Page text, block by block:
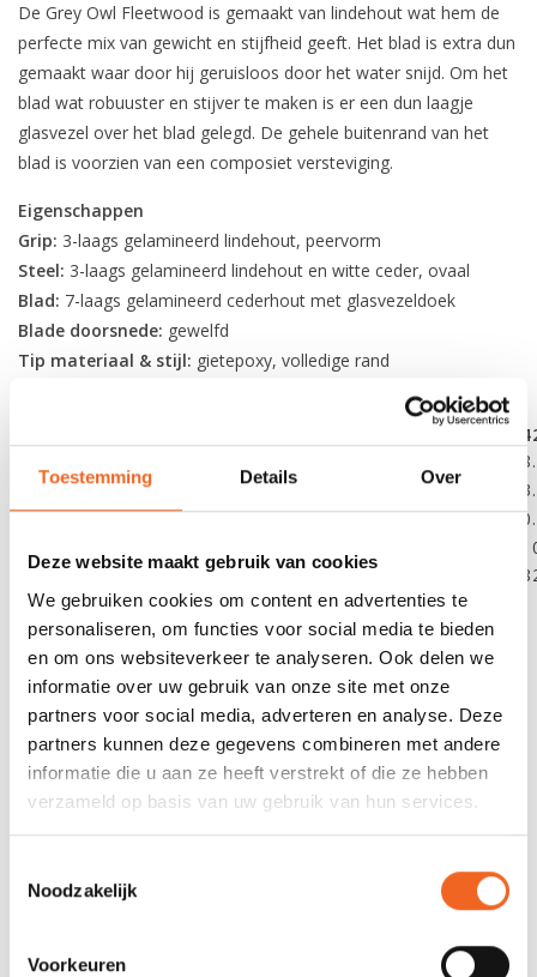
Toestemming Details Over
Deze website maakt gebruik van cookies
We gebruiken cookies om content en advertenties te
personaliseren, om functies voor social media te bieden
en om ons websiteverkeer te analyseren. Ook delen we
informatie over uw gebruik van onze site met onze
partners voor social media, adverteren en analyse. Deze
partners kunnen deze gegevens combineren met andere
informatie die u aan ze heeft verstrekt of die ze hebben
verzameld op basis van uw gebruik van hun services.
Noodzakelijk
Voorkeuren
De Grey Owl Fleetwood is gemaakt van lindehout wat hem de
perfecte mix van gewicht en stijfheid geeft. Het blad is extra dun
gemaakt waar door hij geruisloos door het water snijd. Om het
blad wat robuuster en stijver te maken is er een dun laagje
glasvezel over het blad gelegd. De gehele buitenrand van het
blad is voorzien van een composiet versteviging.
Eigenschappen
Grip: 3-laags gelamineerd lindehout, peervorm
Steel: 3-laags gelamineerd lindehout en witte ceder, ovaal
Blad: 7-laags gelamineerd cederhout met glasvezeldoek
Blade doorsnede: gewelfd
Tip materiaal & stijl: gietepoxy, volledige rand
hoogglanzend polyurethaan met UV blokkering
137 cm (54”)
Blad lengte:
53.3 cm 53.3 cm
Blad breedte:
20.3 cm 20.3 cm
Gewicht:
397 gram 439 gram
REVIEWS
Nog niet gewaardeerd
0 sterren op basis van 0 beoordelingen
GERELATEERDE PRODUCTEN